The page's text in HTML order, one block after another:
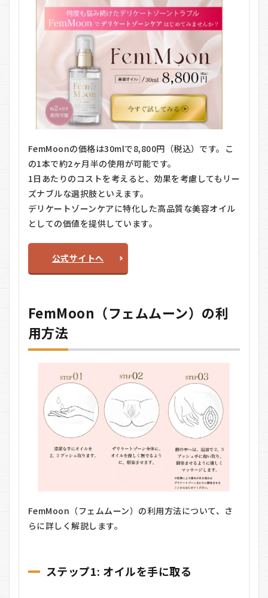
FemMoonの価格は30mlで8,800円（税込）です。こ
の1本で約2ヶ月半の使用が可能です。
1日あたりのコストを考えると、効果を考慮してもリー
ズナブルな選択肢といえます。
デリケートゾーンケアに特化した高品質な美容オイル
としての価値を提供しています。
公式サイトへ
FemMoon（フェムムーン）の利
用方法
FemMoon（フェムムーン）の利用方法について、さ
らに詳しく解説します。
ステップ1: オイルを手に取る